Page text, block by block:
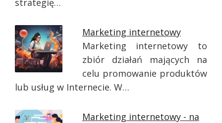
strategię…
Marketing internetowy
Marketing internetowy to
zbiór działań mających na
celu promowanie produktów
lub usług w Internecie. W…
Marketing internetowy - na